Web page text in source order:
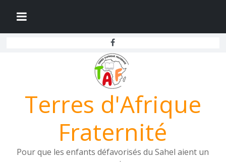
contenu
Terres d'Afrique
Fraternité
Pour que les enfants défavorisés du Sahel aient un